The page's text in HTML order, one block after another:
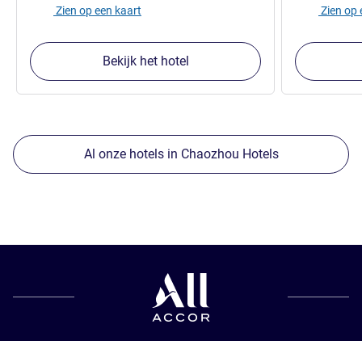
Zien op een kaart
Bekijk het hotel
Zien op
Al onze hotels in Chaozhou Hotels